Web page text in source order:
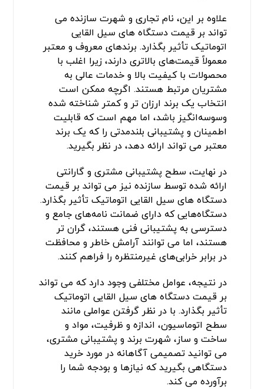
علاوه بر این، نام تجاری و شهرت سازنده می
تواند بر قیمت دستگاه های سیل القایی
اتوماتیک تأثیر بگذارد. برندهای معروف و معتبر
معمولاً قیمت‌های بالاتری دارند، زیرا اغلب با
محصولات با کیفیت بالا و خدمات عالی به
مشتریان مرتبط هستند. اگرچه ممکن است
انتخاب یک برند ارزان ‌تر و کمتر شناخته شده
وسوسه‌انگیز باشد، اما مهم است که قابلیت
اطمینان و پشتیبانی بلندمدتی را که یک برند
معتبر می‌ تواند ارائه دهد، در نظر بگیرید.
در نهایت، سطح پشتیبانی مشتری و گارانتی
ارائه شده توسط سازنده نیز می تواند بر قیمت
دستگاه های سیل القایی اتوماتیک تأثیر بگذارد.
دستگاه‌هایی که دارای ضمانت ‌نامه‌های جامع و
دسترسی به پشتیبانی فنی هستند، گران‌ تر
هستند، اما می‌ توانند آرامش خاطر و محافظت
در برابر خرابی‌های غیرمنتظره را فراهم کنند.
در نتیجه، عوامل مختلفی وجود دارد که می تواند
بر قیمت دستگاه های سیل القایی اتوماتیک
تأثیر بگذارد. با در نظر گرفتن عواملی مانند
سطح اتوماسیون، اندازه و ظرفیت، مواد و
ساخت و ساز، شهرت برند و پشتیبانی مشتری،
می‌ توانید تصمیمی آگاهانه در مورد خرید
دستگاهی بگیرید که نیازها و بودجه شما را
برآورده می ‌کند.